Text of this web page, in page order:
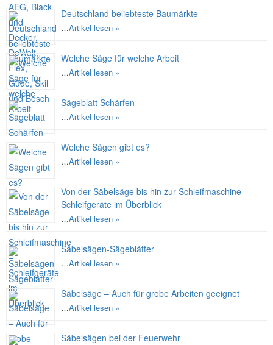
Deutschland beliebteste Baumärkte
…Artikel lesen »
Welche Säge für welche Arbeit
…Artikel lesen »
Sägeblatt Schärfen
…Artikel lesen »
Welche Sägen gibt es?
…Artikel lesen »
Von der Säbelsäge bis hin zur Schleifmaschine –
Schleifgeräte im Überblick
…Artikel lesen »
Säbelsägen-Sägeblätter
…Artikel lesen »
Säbelsäge – Auch für grobe Arbeiten geeignet
…Artikel lesen »
Säbelsägen bei der Feuerwehr